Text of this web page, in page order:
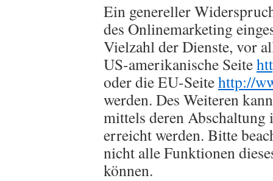
Ein genereller
des Onlinemarketing
Vielzahl der Dienste, vor
US-amerikanische Seite
oder die EU-Seitehttp://
werden. Des Weiteren
mittels deren Abschaltung
erreicht werden. Bitte
nicht alle Funktionen
können.